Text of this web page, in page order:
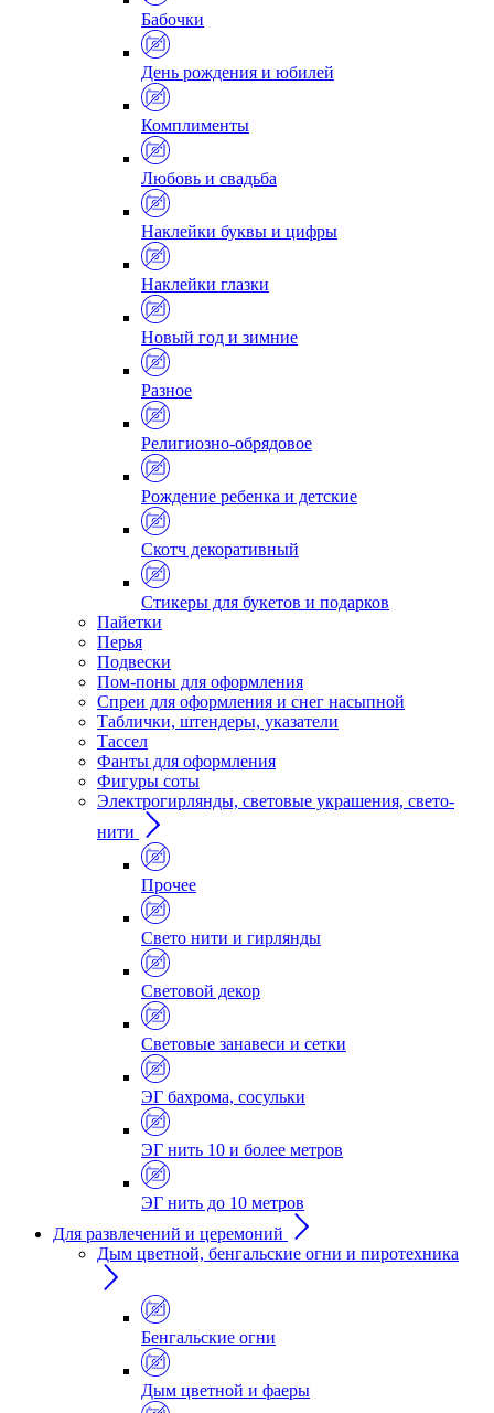
Бабочки
День рождения и юбилей
Комплименты
Любовь и свадьба
Наклейки буквы и цифры
Наклейки глазки
Новый год и зимние
Разное
Религиозно-обрядовое
Рождение ребенка и детские
Скотч декоративный
Стикеры для букетов и подарков
Пайетки
Перья
Подвески
Пом-поны для оформления
Спреи для оформления и снег насыпной
Таблички, штендеры, указатели
Тассел
Фанты для оформления
Фигуры соты
Электрогирлянды, световые украшения, свето-
нити
Прочее
Свето нити и гирлянды
Световой декор
Световые занавеси и сетки
ЭГ бахрома, сосульки
ЭГ нить 10 и более метров
ЭГ нить до 10 метров
Для развлечений и церемоний
Дым цветной, бенгальские огни и пиротехника
Бенгальские огни
Дым цветной и фаеры